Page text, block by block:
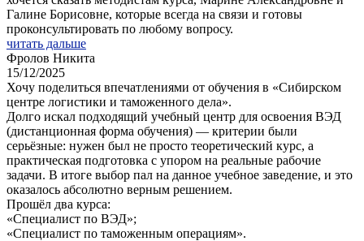
Галине Борисовне, которые всегда на связи и готовы
проконсультировать по любому вопросу.
читать дальше
Фролов Никита
15/12/2025
Хочу поделиться впечатлениями от обучения в «Сибирском
центре логистики и таможенного дела».
Долго искал подходящий учебный центр для освоения ВЭД
(дистанционная форма обучения) — критерии были
серьёзные: нужен был не просто теоретический курс, а
практическая подготовка с упором на реальные рабочие
задачи. В итоге выбор пал на данное учебное заведение, и это
оказалось абсолютно верным решением.
Прошёл два курса:
«Специалист по ВЭД»;
«Специалист по таможенным операциям».